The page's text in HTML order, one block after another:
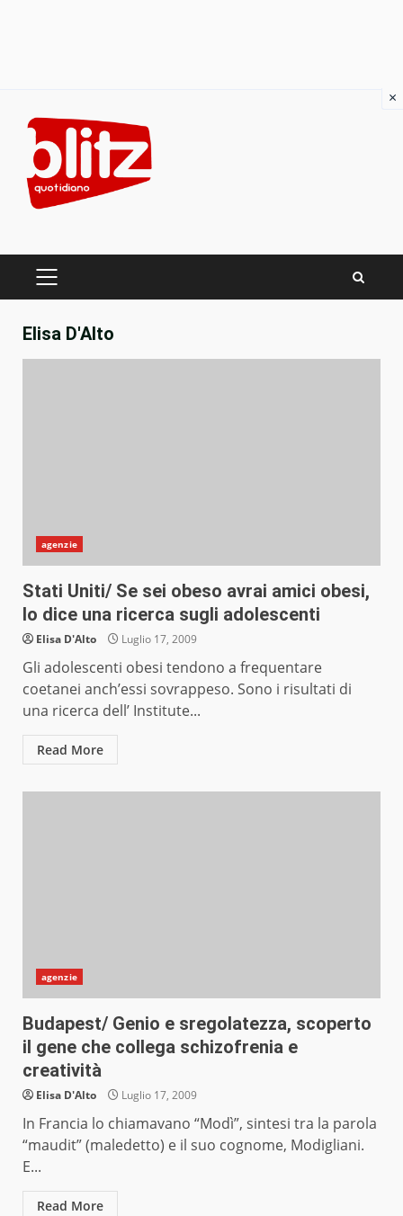
content
PRIMARY
Elisa D'Alto
agenzie
Stati Uniti/ Se sei obeso avrai amici obesi,
lo dice una ricerca sugli adolescenti
Elisa D'Alto Luglio 17, 2009
Gli adolescenti obesi tendono a frequentare
coetanei anch’essi sovrappeso. Sono i risultati di
una ricerca dell’ Institute...
Read More
agenzie
Budapest/ Genio e sregolatezza, scoperto
il gene che collega schizofrenia e
creatività
Elisa D'Alto Luglio 17, 2009
In Francia lo chiamavano “Modì”, sintesi tra la parola
“maudit” (maledetto) e il suo cognome, Modigliani.
E...
Read More
×